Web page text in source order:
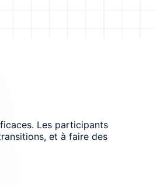
Les participants
et à faire des